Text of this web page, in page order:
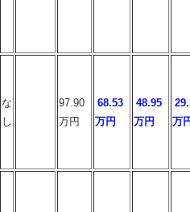
な
し
97.90
万円
68.53
万円
48.95
万円
万